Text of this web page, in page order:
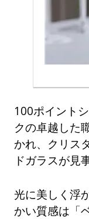
100ポイント
クの卓越した
かれ、クリス
ドガラスが見
光に美しく浮
かい質感は「